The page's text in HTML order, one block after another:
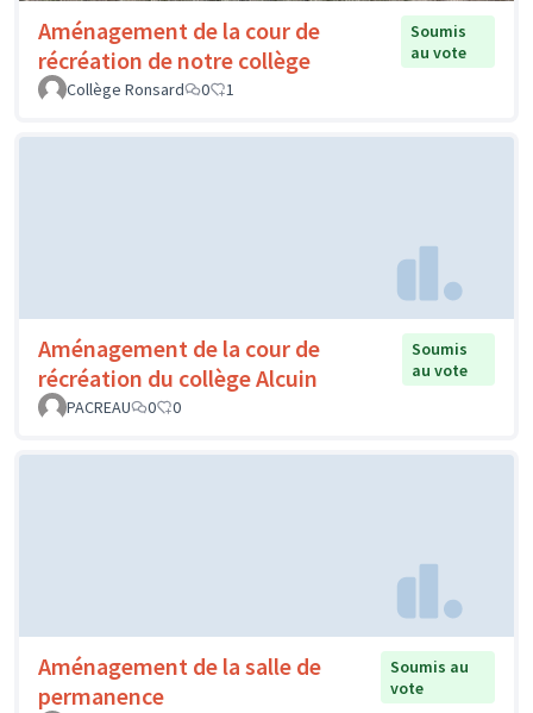
Aménagement de la cour de
récréation de notre collège
Soumis
au vote
Collège Ronsard
0 1
Aménagement de la cour de
récréation du collège Alcuin
Soumis
au vote
PACREAU
0 0
Aménagement de la salle de
permanence
Soumis au
vote